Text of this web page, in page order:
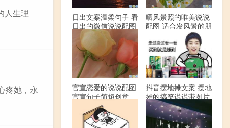
人生理
疼她，永
日出文案温柔句子 看
日出的微信说说配图
晒风景照的唯美说说
配图 适合发风景的朋
官宣恋爱的说说配图
官宣句子简短创意
抖音摆地摊文案 摆地
摊的搞笑说说带图片